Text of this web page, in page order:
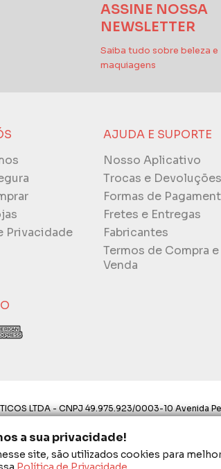
a sua privacidade!
site, são utilizados cookies para
ASSINE NOSSA
NEWSLETTER
Saiba tudo sobre beleza e
maquiagens
Privacidade
AJUDA E SUPORTE
Nosso Aplicativo
Trocas e Devoluções
Formas de
Fretes e Entregas
Fabricantes
Termos de Compra e
Venda
LTDA - CNPJ 49.975.923/0003-10 Avenida
aqui são válidos apenas para compras
proibida a utilização total ou parcial sem
do Carrinho de Compras. Preços e condições